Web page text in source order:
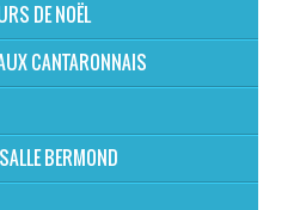
DE NOËL
CANTARONNAIS
BERMOND